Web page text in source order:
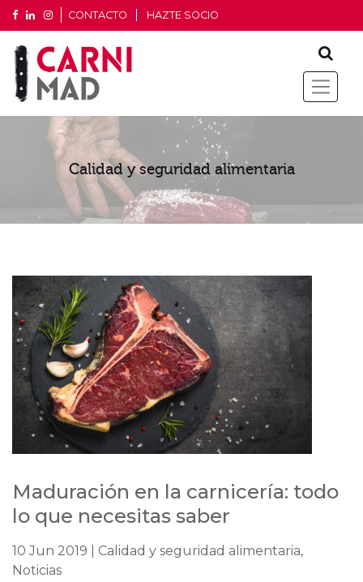
CONTACTO HAZTE SOCIO
Calidad y seguridad alimentaria
Maduración en la carnicería: todo
lo que necesitas saber
10 Jun 2019 | Calidad y seguridad alimentaria,
Noticias